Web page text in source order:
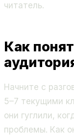
читатель.
Как
Начните с
5–7 текущими
они гуглили,
проблемы. Как